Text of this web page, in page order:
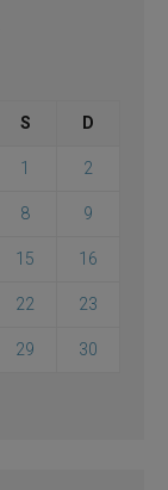
S D
1 2
8 9
15 16
22 23
29 30